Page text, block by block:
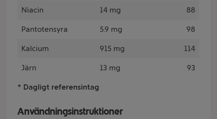
Niacin 14 mg 88
Pantotensyra 5.9 mg 98
Kalcium 915 mg 114
Järn 13 mg 93
* Dagligt referensintag
Användningsinstruktioner